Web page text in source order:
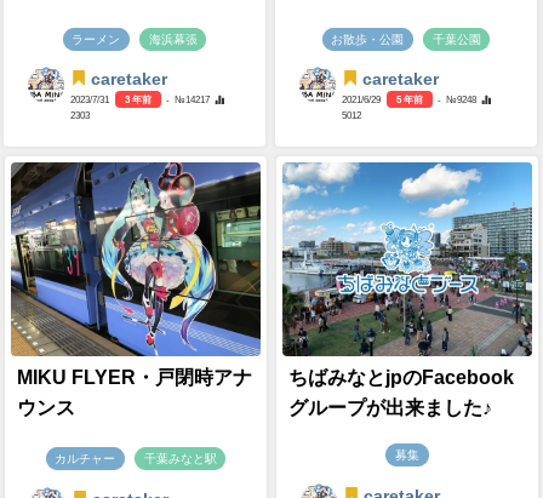
ラーメン 海浜幕張
caretaker
2023/7/31 3 年前
- №14217
2303
お散歩・公園 千葉公園
caretaker
2021/6/29 5 年前
- №9248
5012
MIKU FLYER・戸閉時アナ
ウンス
カルチャー 千葉みなと駅
ちばみなとjpのFacebook
グループが出来ました♪
募集